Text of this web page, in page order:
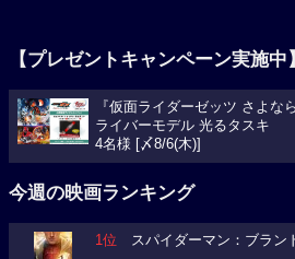
【プレゼントキャンペーン実施中】
『仮面ライダーゼッツ さよな
ライバーモデル 光るタスキ
4名様 [〆8/6(木)]
今週の映画ランキング
1位 スパイダーマン：ブラン